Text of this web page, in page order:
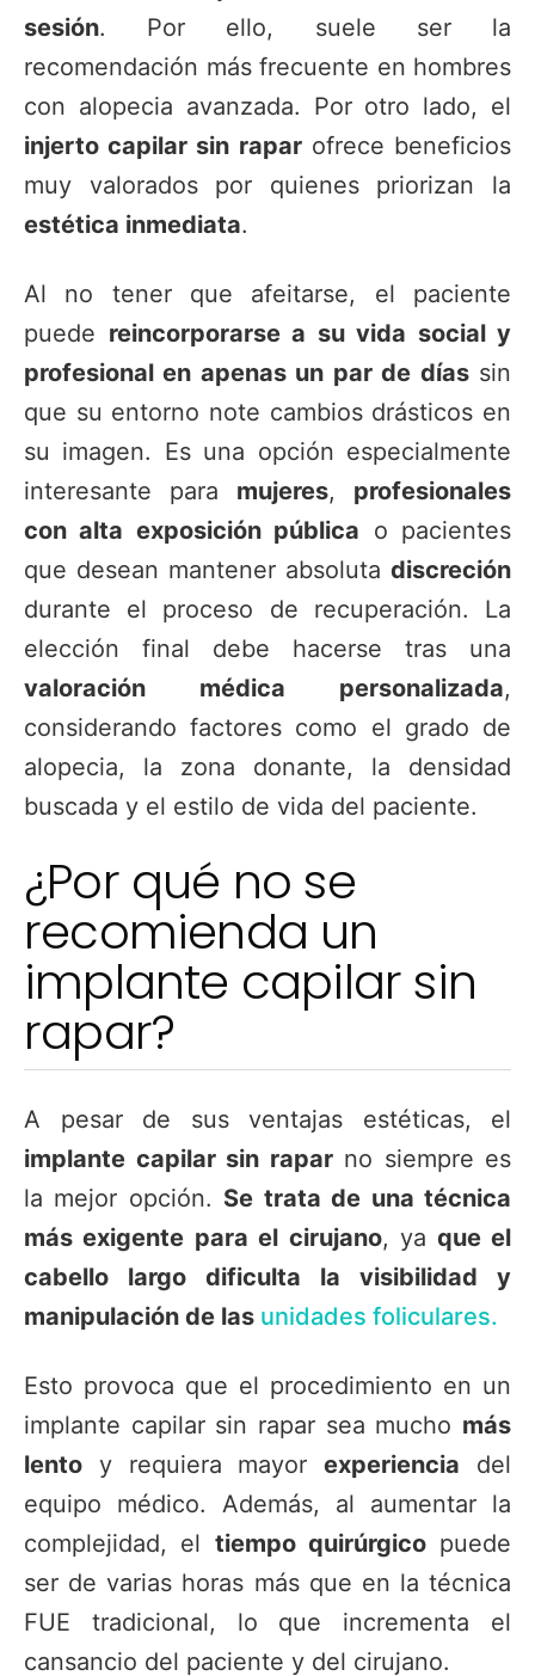
sesión. Por ello, suele ser la
recomendación más frecuente en hombres
con alopecia avanzada. Por otro lado, el
injerto capilar sin raparofrece beneficios
muy valorados por quienes priorizan la
estética inmediata.
Al no tener que afeitarse, el paciente
puede reincorporarse a su vida social y
profesional en apenas un par de díassin
que su entorno note cambios drásticos en
su imagen. Es una opción especialmente
interesante para mujeres, profesionales
con alta exposición pública o pacientes
que desean mantener absoluta discreción
durante el proceso de recuperación. La
elección final debe hacerse tras una
valoración médica personalizada,
considerando factores como el grado de
alopecia, la zona donante, la densidad
buscada y el estilo de vida del paciente.
¿Por qué no se
recomienda un
implante capilar sin
rapar?
A pesar de sus ventajas estéticas, el
implante capilar sin raparno siempre es
la mejor opción. Se trata de una técnica
más exigente para el cirujano, ya que el
cabello largo dificulta la visibilidad y
manipulación de las unidades foliculares.
Esto provoca que el procedimiento en un
implante capilar sin rapar sea mucho más
lento y requiera mayorexperiencia del
equipo médico. Además, al aumentar la
complejidad, el tiempo quirúrgicopuede
ser de varias horas más que en la técnica
FUE tradicional, lo que incrementa el
cansancio del paciente y del cirujano.